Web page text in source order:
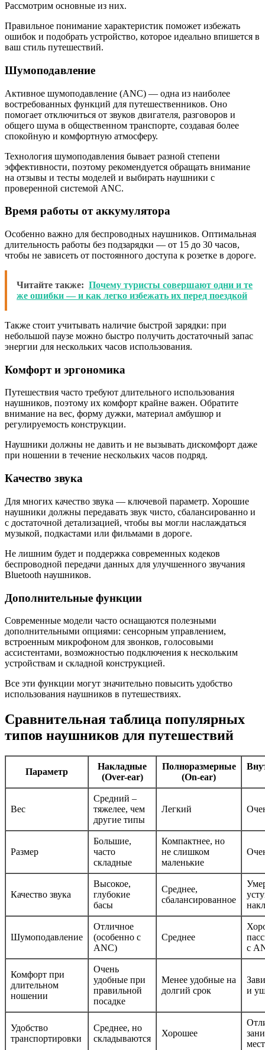
Рассмотрим основные из них.
Правильное понимание характеристик поможет избежать
ошибок и подобрать устройство, которое идеально впишется в
ваш стиль путешествий.
Шумоподавление
Активное шумоподавление (ANC) — одна из наиболее
востребованных функций для путешественников. Оно
помогает отключиться от звуков двигателя, разговоров и
общего шума в общественном транспорте, создавая более
спокойную и комфортную атмосферу.
Технология шумоподавления бывает разной степени
эффективности, поэтому рекомендуется обращать внимание
на отзывы и тесты моделей и выбирать наушники с
проверенной системой ANC.
Время работы от аккумулятора
Особенно важно для беспроводных наушников. Оптимальная
длительность работы без подзарядки — от 15 до 30 часов,
чтобы не зависеть от постоянного доступа к розетке в дороге.
Читайте также: Почему туристы совершают одни и те
же ошибки — и как легко избежать их перед поездкой
Также стоит учитывать наличие быстрой зарядки: при
небольшой паузе можно быстро получить достаточный запас
энергии для нескольких часов использования.
Комфорт и эргономика
Путешествия часто требуют длительного использования
наушников, поэтому их комфорт крайне важен. Обратите
внимание на вес, форму дужки, материал амбушюр и
регулируемость конструкции.
Наушники должны не давить и не вызывать дискомфорт даже
при ношении в течение нескольких часов подряд.
Качество звука
Для многих качество звука — ключевой параметр. Хорошие
наушники должны передавать звук чисто, сбалансированно и
с достаточной детализацией, чтобы вы могли наслаждаться
музыкой, подкастами или фильмами в дороге.
Не лишним будет и поддержка современных кодеков
беспроводной передачи данных для улучшенного звучания
Bluetooth наушников.
Дополнительные функции
Современные модели часто оснащаются полезными
дополнительными опциями: сенсорным управлением,
встроенным микрофоном для звонков, голосовыми
ассистентами, возможностью подключения к нескольким
устройствам и складной конструкцией.
Все эти функции могут значительно повысить удобство
использования наушников в путешествиях.
Сравнительная таблица популярных
типов наушников для путешествий
Параметр
Накладные
(Over-ear)
Полноразмерные
(On-ear)
Вес
Средний –
тяжелее, чем
другие типы
Легкий
Размер
Большие,
часто
складные
Компактнее, но
не слишком
маленькие
Качество звука
Высокое,
глубокие
басы
Среднее,
сбалансированное
Шумоподавление
Отличное
(особенно с
ANC)
Среднее
с
Комфорт при
длительном
ношении
Очень
удобные при
правильной
посадке
Менее удобные на
долгий срок
и
Удобство
транспортировки
Среднее, но
складываются
Хорошее